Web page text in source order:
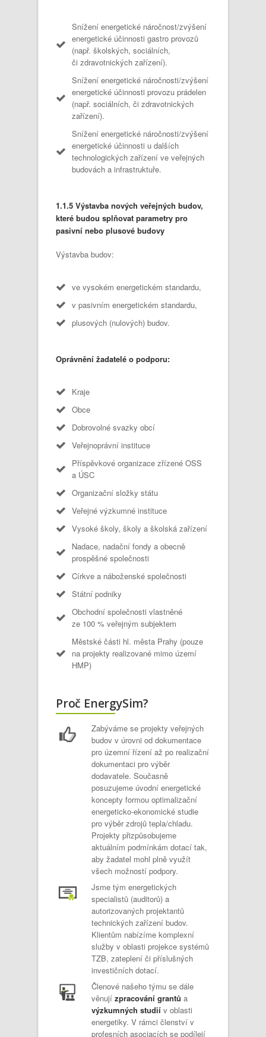
Snížení energetické náročnost/zvýšení
energetické účinnosti gastro provozů
(např. školských, sociálních,
či zdravotnických zařízení).
Snížení energetické náročnosti/zvýšení
energetické účinnosti provozu prádelen
(např. sociálních, či zdravotnických
zařízení).
Snížení energetické náročnosti/zvýšení
energetické účinnosti u dalších
technologických zařízení ve veřejných
budovách a infrastruktuře.
1.1.5 Výstavba nových veřejných budov,
které budou splňovat parametry pro
pasivní nebo plusové budovy
Výstavba budov:
ve vysokém energetickém standardu,
v pasivním energetickém standardu,
plusových (nulových) budov.
Oprávnění žadatelé o podporu:
Kraje
Obce
Dobrovolné svazky obcí
Veřejnoprávní instituce
Příspěvkové organizace zřízené OSS
a ÚSC
Organizační složky státu
Veřejné výzkumné instituce
Vysoké školy, školy a školská zařízení
Nadace, nadační fondy a obecně
prospěšné společnosti
Církve a náboženské společnosti
Státní podniky
Obchodní společnosti vlastněné
ze 100 % veřejným subjektem
Městské části hl. města Prahy (pouze
na projekty realizované mimo území
HMP)
Proč EnergySim?
Zabýváme se projekty veřejných
budov v úrovni od dokumentace
pro územní řízení až po realizační
dokumentaci pro výběr
dodavatele. Současně
posuzujeme úvodní energetické
koncepty formou optimalizační
energeticko-ekonomické studie
pro výběr zdrojů tepla/chladu.
Projekty přizpůsobujeme
aktuálním podmínkám dotací tak,
aby žadatel mohl plně využít
všech možností podpory.
Jsme tým energetických
specialistů (auditorů) a
autorizovaných projektantů
technických zařízení budov.
Klientům nabízíme komplexní
služby v oblasti projekce systémů
TZB, zateplení či příslušných
investičních dotací.
Členové našeho týmu se dále
věnují zpracování grantů a
výzkumných studií v oblasti
energetiky. V rámci členství v
profesních asociacích se podílejí